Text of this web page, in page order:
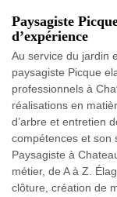
Paysagiste
d’expérience
Au service du jardin
paysagiste Picque
professionnels à
réalisations en
d’arbre et entretien
compétences et son
Paysagiste à
métier, de A à Z.
clôture, création de